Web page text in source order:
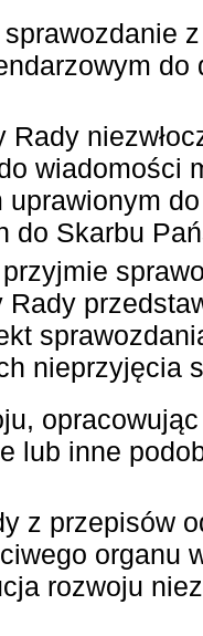
do
Rady
wiadomości
uprawionym
do Skarbu
nieprzyjęcia
lub inne
z przepisów
organu
rozwoju